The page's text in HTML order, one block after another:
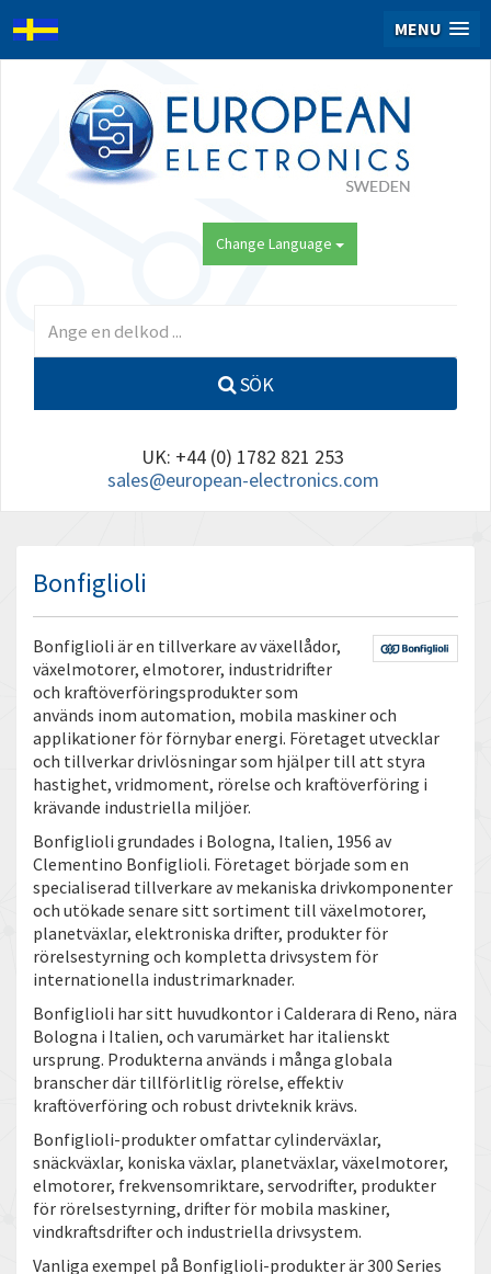
MENU
Change Language
SÖK
UK: +44 (0) 1782 821 253
sales@european-electronics.com
Bonfiglioli
Bonfiglioli är en tillverkare av växellådor,
växelmotorer, elmotorer, industridrifter
och kraftöverföringsprodukter som
används inom automation, mobila maskiner och
applikationer för förnybar energi. Företaget utvecklar
och tillverkar drivlösningar som hjälper till att styra
hastighet, vridmoment, rörelse och kraftöverföring i
krävande industriella miljöer.
Bonfiglioli grundades i Bologna, Italien, 1956 av
Clementino Bonfiglioli. Företaget började som en
specialiserad tillverkare av mekaniska drivkomponenter
och utökade senare sitt sortiment till växelmotorer,
planetväxlar, elektroniska drifter, produkter för
rörelsestyrning och kompletta drivsystem för
internationella industrimarknader.
Bonfiglioli har sitt huvudkontor i Calderara di Reno, nära
Bologna i Italien, och varumärket har italienskt
ursprung. Produkterna används i många globala
branscher där tillförlitlig rörelse, effektiv
kraftöverföring och robust drivteknik krävs.
Bonfiglioli-produkter omfattar cylinderväxlar,
snäckväxlar, koniska växlar, planetväxlar, växelmotorer,
elmotorer, frekvensomriktare, servodrifter, produkter
för rörelsestyrning, drifter för mobila maskiner,
vindkraftsdrifter och industriella drivsystem.
Vanliga exempel på Bonfiglioli-produkter är 300 Series